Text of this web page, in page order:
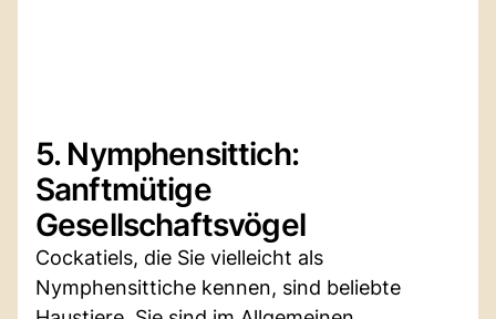
5. Nymphensittich:
Sanftmütige
Gesellschaftsvögel
Cockatiels, die Sie vielleicht als
Nymphensittiche kennen, sind beliebte